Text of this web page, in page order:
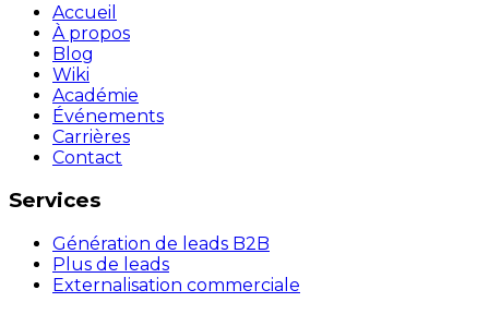
Accueil
À propos
Blog
Wiki
Académie
Événements
Carrières
Contact
Services
Génération de leads B2B
Plus de leads
Externalisation commerciale